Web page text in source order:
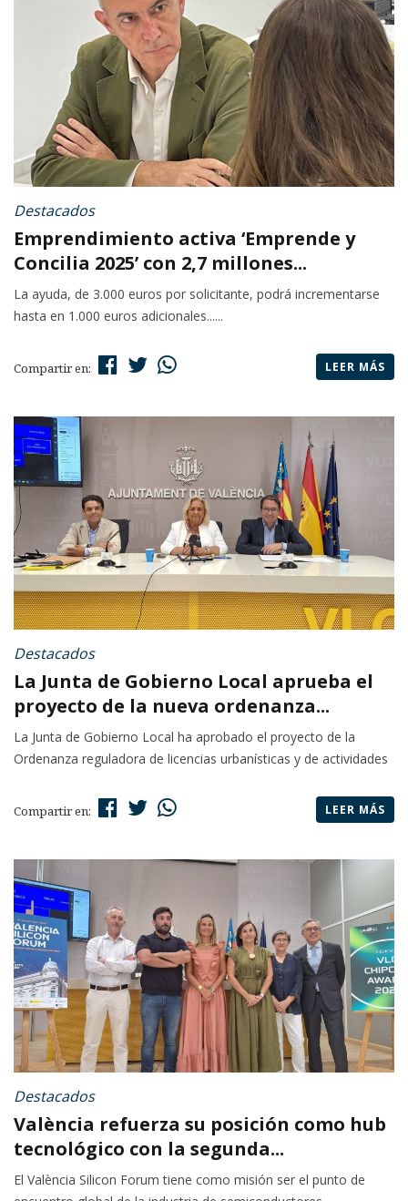
Destacados
Emprendimiento activa ‘Emprende y
Concilia 2025’ con 2,7 millones...
La ayuda, de 3.000 euros por solicitante, podrá incrementarse
hasta en 1.000 euros adicionales......
Compartir en: LEER MÁS
Destacados
La Junta de Gobierno Local aprueba el
proyecto de la nueva ordenanza...
La Junta de Gobierno Local ha aprobado el proyecto de la
Ordenanza reguladora de licencias urbanísticas y de actividades
Compartir en: LEER MÁS
Destacados
València refuerza su posición como hub
tecnológico con la segunda...
El València Silicon Forum tiene como misión ser el punto de